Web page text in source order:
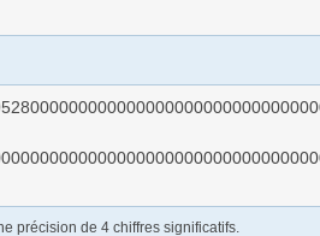
précision de 4 chiffres significatifs.